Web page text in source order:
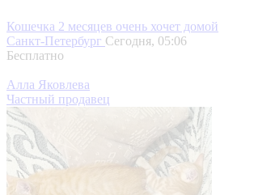
Кошечка 2 месяцев очень хочет домой
Санкт-Петербург Сегодня, 05:06
Бесплатно
Алла Яковлева
Частный продавец